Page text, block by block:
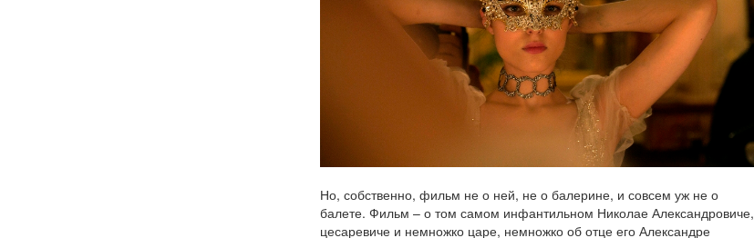
Но, собственно, фильм не о ней, не о балерине, и совсем уж не о
балете. Фильм – о том самом инфантильном Николае Александровиче,
цесаревиче и немножко царе, немножко об отце его Александре